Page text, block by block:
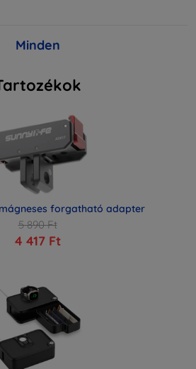
Minden
mágneses forgatható adapter
5 890 Ft
4 417 Ft